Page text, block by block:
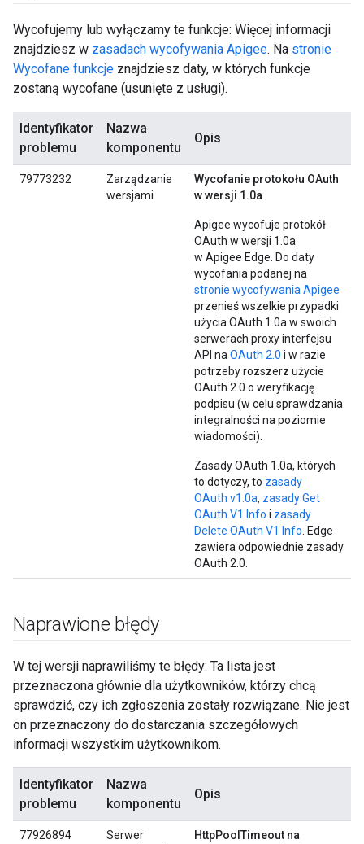
Wycofujemy lub wyłączamy te funkcje: Więcej informacji
znajdziesz w zasadach wycofywania Apigee. Na stronie
Wycofane funkcje znajdziesz daty, w których funkcje
zostaną wycofane (usunięte z usługi).
Identyfikator
problemu
Nazwa
komponentu
Opis
79773232
Zarządzanie
wersjami
Wycofanie protokołu OAuth
w wersji 1.0a
Apigee wycofuje protokół
OAuth w wersji 1.0a
w Apigee Edge. Do daty
wycofania podanej na
stronie wycofywania Apigee
przenieś wszelkie przypadki
użycia OAuth 1.0a w swoich
serwerach proxy interfejsu
API na OAuth 2.0 i w razie
potrzeby rozszerz użycie
OAuth 2.0 o weryfikację
podpisu (w celu sprawdzania
integralności na poziomie
wiadomości).
Zasady OAuth 1.0a, których
to dotyczy, to zasady
OAuth v1.0a, zasady Get
OAuth V1 Info i zasady
Delete OAuth V1 Info . Edge
zawiera odpowiednie zasady
OAuth 2.0.
Naprawione błędy
W tej wersji naprawiliśmy te błędy: Ta lista jest
przeznaczona głównie dla użytkowników, którzy chcą
sprawdzić, czy ich zgłoszenia zostały rozwiązane. Nie jest
on przeznaczony do dostarczania szczegółowych
informacji wszystkim użytkownikom.
Identyfikator
problemu
Nazwa
komponentu
Opis
77926894
Serwer
HttpPoolTimeout na